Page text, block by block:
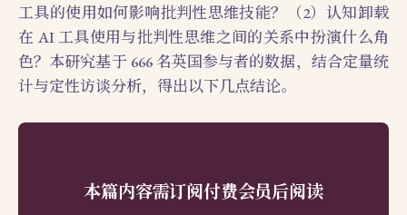
工具的使用如何影响批判性思维技能？（2）认知卸载
在 AI 工具使用与批判性思维之间的关系中扮演什么角
色？本研究基于 666 名英国参与者的数据，结合定量统
计与定性访谈分析，得出以下几点结论。
本篇内容需订阅付费会员后阅读